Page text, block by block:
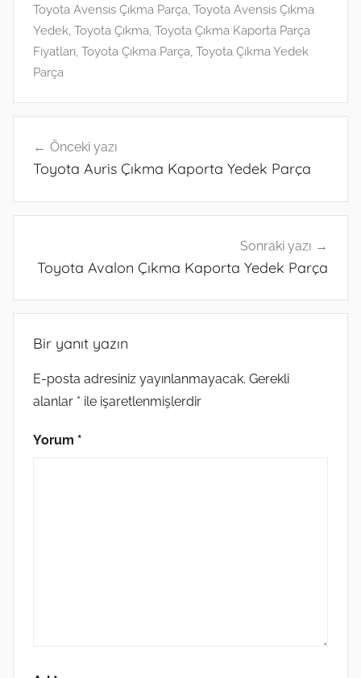
p
o
m
er
Toyota Avensis Çıkma Parça, Toyota Avensis Çıkma
Yedek, Toyota Çıkma, Toyota Çıkma Kaporta Parça
Fiyatları, Toyota Çıkma Parça, Toyota Çıkma Yedek
Parça
gezinmesi
Önceki yazı
Toyota Auris Çıkma Kaporta Yedek Parça
Sonraki yazı
Toyota Avalon Çıkma Kaporta Yedek Parça
Bir yanıt yazın
E-posta adresiniz yayınlanmayacak. Gerekli
alanlar * ile işaretlenmişlerdir
Yorum *